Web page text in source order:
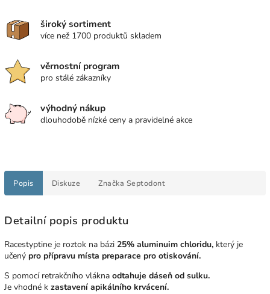
široký sortiment
více než 1700 produktů skladem
věrnostní program
pro stálé zákazníky
výhodný nákup
dlouhodobě nízké ceny a pravidelné akce
Popis Diskuze Značka Septodont
Detailní popis produktu
Racestyptine je roztok na bázi 25% aluminuim chloridu, který je
učený pro přípravu místa preparace pro otiskování.
S pomocí retrakčního vlákna odtahuje dáseň od sulku.
Je vhodné k zastavení apikálního krvácení.